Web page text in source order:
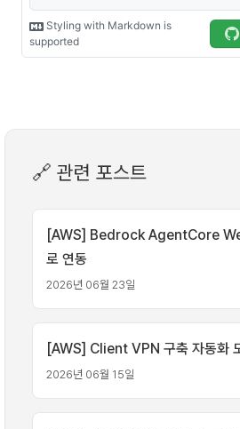
🔗 관련 포스트
[AWS] Bedrock AgentCore
로 연동
2026년 06월 23일
[AWS] Client VPN 구축 자동화
2026년 06월 15일